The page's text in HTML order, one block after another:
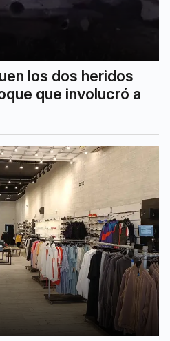
los dos heridos
que involucró a